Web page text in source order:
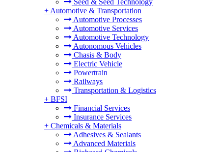
Seed & Seed Technology
+ Automotive & Transportation
Automotive Processes
Automotive Services
Automotive Technology
Autonomous Vehicles
Chasis & Body
Electric Vehicle
Powertrain
Railways
Transportation & Logistics
+ BFSI
Financial Services
Insurance Services
+ Chemicals & Materials
Adhesives & Sealants
Advanced Materials